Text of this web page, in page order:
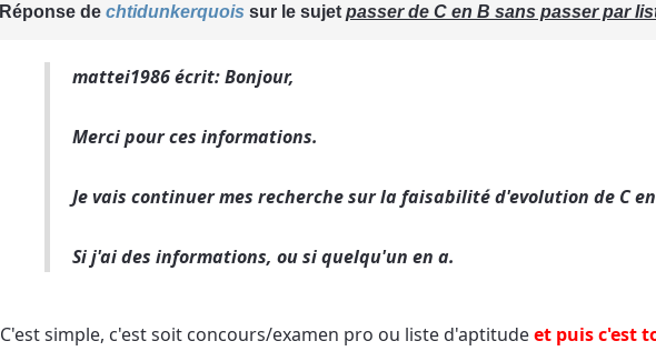
Réponse de chtidunkerquois sur le sujet passer de C en B sans passer par
mattei1986 écrit: Bonjour,
Merci pour ces informations.
Je vais continuer mes recherche sur la faisabilité d'evolution de C en
Si j'ai des informations, ou si quelqu'un en a.
C'est simple, c'est soit concours/examen pro ou liste d'aptitudeet puis c'est